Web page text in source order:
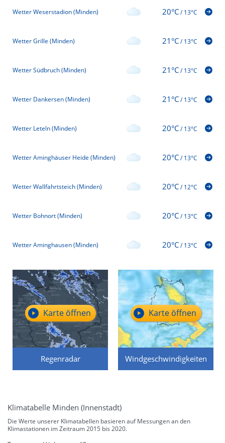
Wetter Weserstadion (Minden) 20°C/13°C
Wetter Grille (Minden) 21°C/13°C
Wetter Südbruch (Minden) 21°C/13°C
Wetter Dankersen (Minden) 21°C/13°C
Wetter Leteln (Minden) 20°C/13°C
Wetter Aminghäuser Heide (Minden) 20°C/13°C
Wetter Wallfahrtsteich (Minden) 20°C/12°C
Wetter Bohnort (Minden) 20°C/13°C
Wetter Aminghausen (Minden) 20°C/13°C
Regenradar
Karte öffnen
Windgeschwindigkeiten
Karte öffnen
Klimatabelle Minden (Innenstadt)
Die Werte unserer Klimatabellen basieren auf Messungen an den
Klimastationen im Zeitraum 2015 bis 2020.